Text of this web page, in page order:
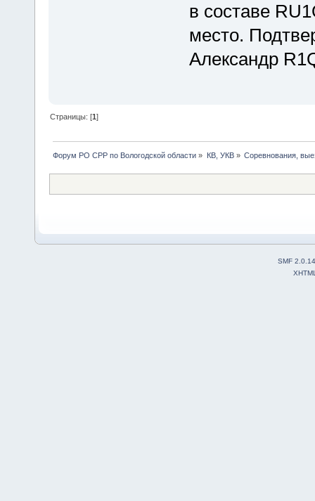
в составе
место.
Александр
Страницы: [1]
Форум РО СРР по Вологодской области » КВ, УКВ» Соревнования,
SMF 2.0.14